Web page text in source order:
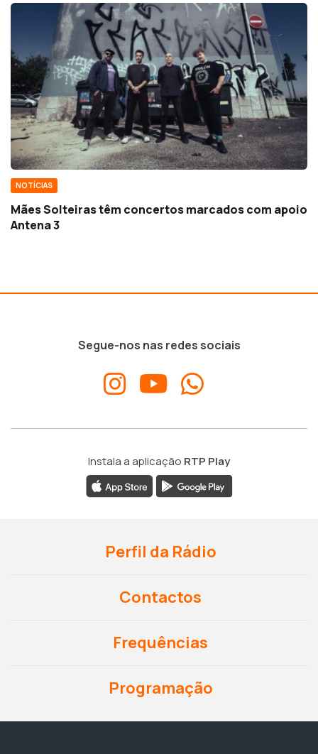
NOTÍCIAS
Mães Solteiras têm concertos marcados com apoio
Antena 3
Segue-nos nas redes sociais
Instala a aplicação RTP Play
Perfil da Rádio
Contactos
Frequências
Programação